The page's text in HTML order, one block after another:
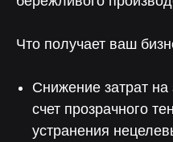
Что получает ваш
Снижение затрат на
счет прозрачного
устранения
Больше выручки,
трудозатрат